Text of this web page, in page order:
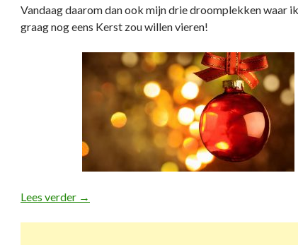
Vandaag daarom dan ook mijn drie droomplekken waar
graag nog eens Kerst zou willen vieren!
Lees verder 3 perfecte bestemmingen met Kerst
→